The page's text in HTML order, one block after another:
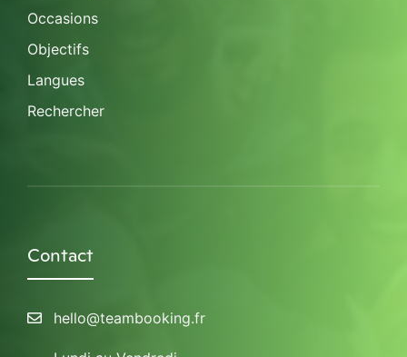
Occasions
Objectifs
Langues
Rechercher
Contact
hello@teambooking.fr